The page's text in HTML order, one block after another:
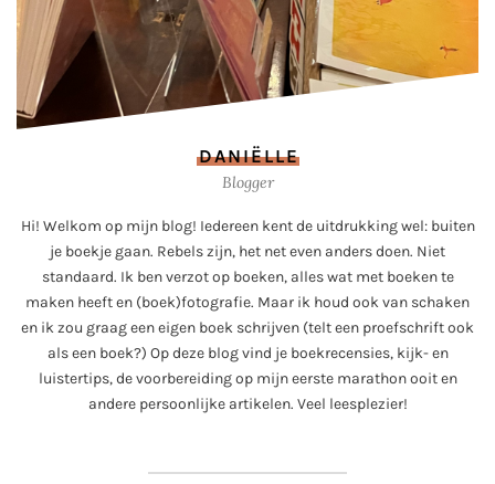
DANIËLLE
Blogger
Hi! Welkom op mijn blog! Iedereen kent de uitdrukking wel: buiten
je boekje gaan. Rebels zijn, het net even anders doen. Niet
standaard. Ik ben verzot op boeken, alles wat met boeken te
maken heeft en (boek)fotografie. Maar ik houd ook van schaken
en ik zou graag een eigen boek schrijven (telt een proefschrift ook
als een boek?) Op deze blog vind je boekrecensies, kijk- en
luistertips, de voorbereiding op mijn eerste marathon ooit en
andere persoonlijke artikelen. Veel leesplezier!